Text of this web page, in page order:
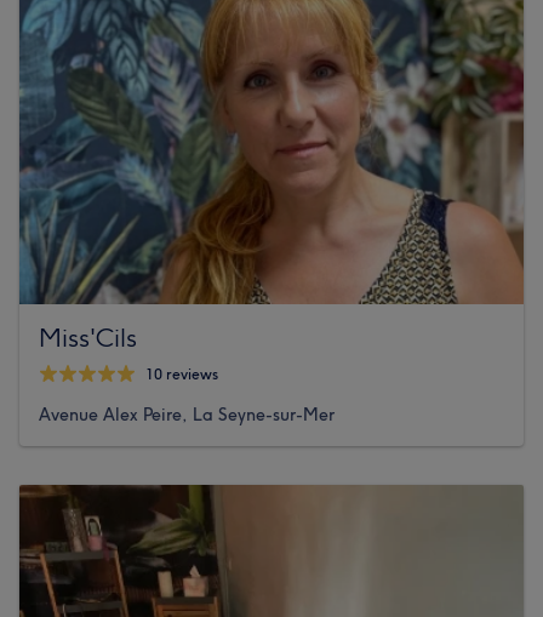
Miss'Cils
10 reviews
Avenue Alex Peire, La Seyne-sur-Mer